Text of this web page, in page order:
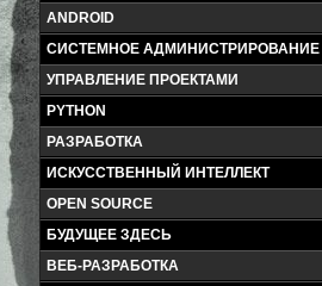
ANDROID
СИСТЕМНОЕ АДМИНИСТРИРОВАНИЕ
УПРАВЛЕНИЕ ПРОЕКТАМИ
PYTHON
РАЗРАБОТКА
ИСКУССТВЕННЫЙ ИНТЕЛЛЕКТ
OPEN SOURCE
БУДУЩЕЕ ЗДЕСЬ
ВЕБ-РАЗРАБОТКА